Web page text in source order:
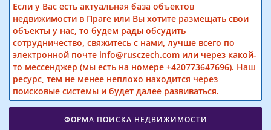
Если у Вас есть актуальная база объектов
недвижимости в Праге или Вы хотите размещать свои
объекты у нас, то будем рады обсудить
сотрудничество, свяжитесь с нами, лучше всего по
электронной почте info@rusczech.com или через какой-
то мессенджер (мы есть на номере +420773647696). Наш
ресурс, тем не менее неплохо находится через
поисковые системы и будет далее развиваться.
ФОРМА ПОИСКА НЕДВИЖИМОСТИ